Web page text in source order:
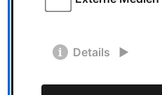
Details